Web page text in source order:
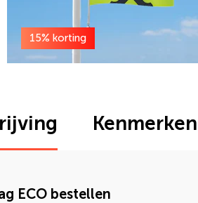
15% korting
ECO bestellen
Kenmerken